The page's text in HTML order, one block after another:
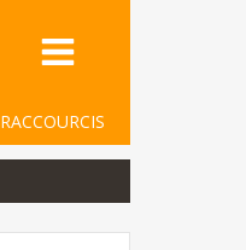
RACCOURCIS